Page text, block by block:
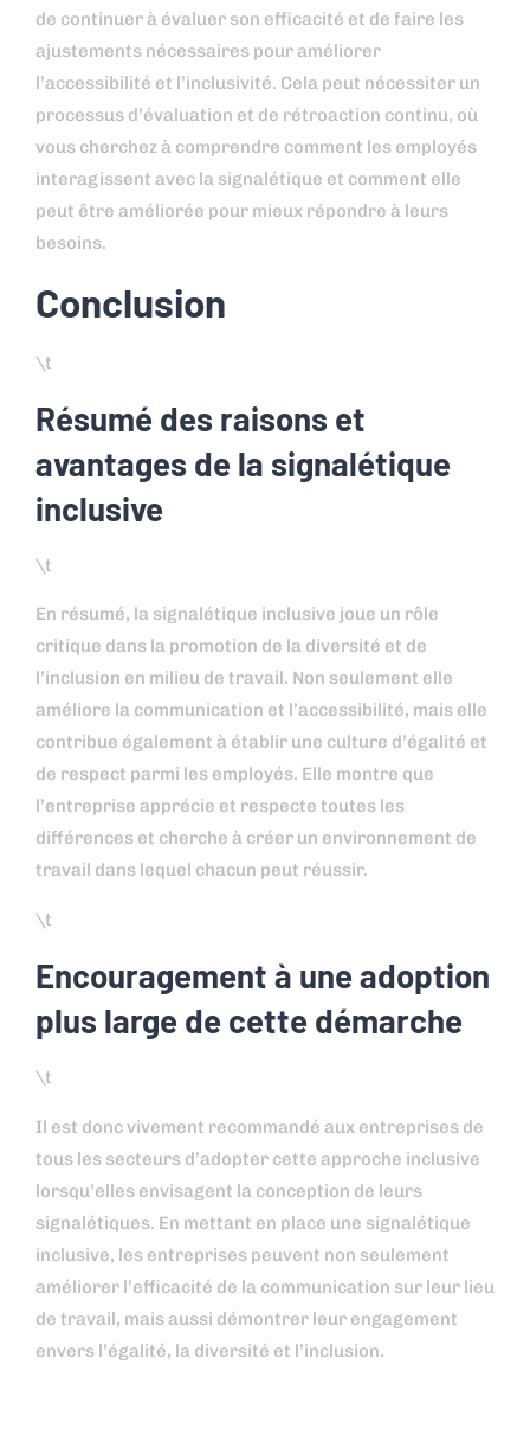
de continuer à évaluer son efficacité et de faire les
ajustements nécessaires pour améliorer
l’accessibilité et l’inclusivité. Cela peut nécessiter un
processus d’évaluation et de rétroaction continu, où
vous cherchez à comprendre comment les employés
interagissent avec la signalétique et comment elle
peut être améliorée pour mieux répondre à leurs
besoins.
Conclusion
\t
Résumé des raisons et
avantages de la signalétique
inclusive
\t
En résumé, la signalétique inclusive joue un rôle
critique dans la promotion de la diversité et de
l’inclusion en milieu de travail. Non seulement elle
améliore la communication et l’accessibilité, mais elle
contribue également à établir une culture d’égalité et
de respect parmi les employés. Elle montre que
l’entreprise apprécie et respecte toutes les
différences et cherche à créer un environnement de
travail dans lequel chacun peut réussir.
\t
Encouragement à une adoption
plus large de cette démarche
\t
Il est donc vivement recommandé aux entreprises de
tous les secteurs d’adopter cette approche inclusive
lorsqu’elles envisagent la conception de leurs
signalétiques. En mettant en place une signalétique
inclusive, les entreprises peuvent non seulement
améliorer l’efficacité de la communication sur leur lieu
de travail, mais aussi démontrer leur engagement
envers l’égalité, la diversité et l’inclusion.